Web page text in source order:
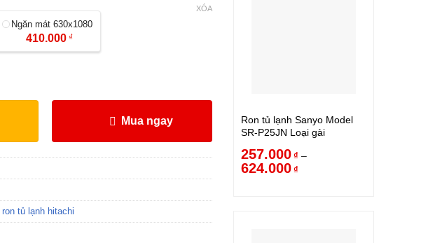
Ron tủ lạnh Sanyo Model
SR-P25JN Loại gài
257.000 ₫ –
624.000 ₫
Ngăn mát 630x1080
410.000 ₫
XÓA
Mua ngay
ron tủ lạnh hitachi